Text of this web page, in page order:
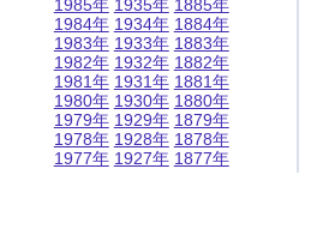
1985年
1984年
1983年
1982年
1981年
1980年
1979年
1978年
1977年
1935年
1934年
1933年
1932年
1931年
1930年
1929年
1928年
1927年
1885年
1884年
1883年
1882年
1881年
1880年
1879年
1878年
1877年